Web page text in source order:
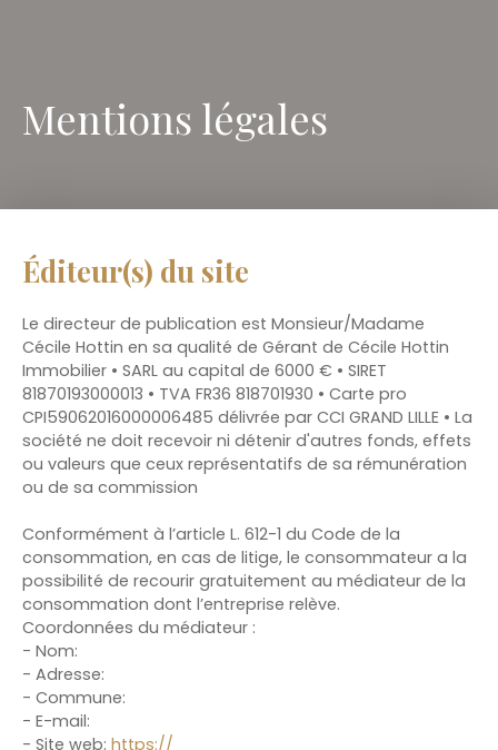
Mentions légales
Éditeur(s) du site
Le directeur de publication est Monsieur/Madame
Cécile Hottin en sa qualité de Gérant de Cécile Hottin
Immobilier • SARL au capital de 6000 € • SIRET
81870193000013 • TVA FR36 818701930 • Carte pro
CPI59062016000006485 délivrée par CCI GRAND LILLE • La
société ne doit recevoir ni détenir d'autres fonds, effets
ou valeurs que ceux représentatifs de sa rémunération
ou de sa commission
Conformément à l’article L. 612-1 du Code de la
consommation, en cas de litige, le consommateur a la
possibilité de recourir gratuitement au médiateur de la
consommation dont l’entreprise relève.
Coordonnées du médiateur :
- Nom:
- Adresse:
- Commune:
- E-mail:
- Site web: https://